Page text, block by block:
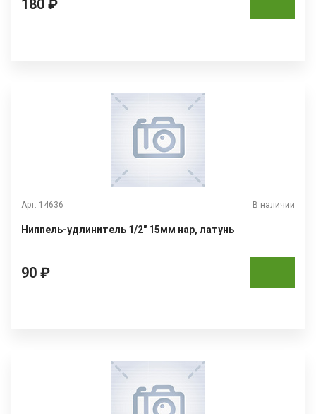
180 ₽
Арт. 14636 В наличии
Ниппель-удлинитель 1/2" 15мм нар, латунь
90 ₽